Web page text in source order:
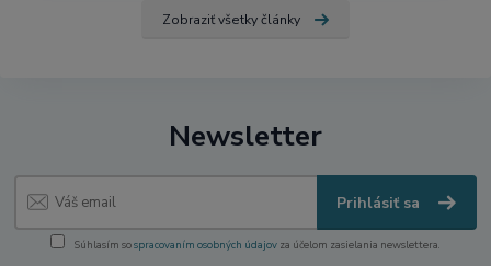
Zobraziť všetky články
Newsletter
Prihlásiť sa
Súhlasím sospracovaním osobných údajov za účelom zasielania newslettera.